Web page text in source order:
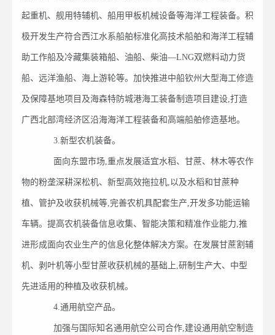
起重机、舰用特辅机、船用甲板机械设备等海洋工程装备。积
极开发生产符合西江水系船舶标准化高技术船舶和海洋工程辅
助工作船及冷藏集装箱船、油船、柴油—LNG双燃料动力货
船、远洋渔船、海上游轮等。加快推进中船钦州大型海工修造
及保障基地项目及海森特防城港海工装备制造项目建设,打造
广西北部湾经济区沿海海洋工程装备和高端船舶修造基地。
3.新型农机装备。
面向东盟市场,重点发展适宜水稻、甘蔗、林木等农作
物的粉垄深耕深松机、新型高效拖拉机,以及水稻和甘蔗种
植、管护及收获机械等,完善农机具配套生产,开发多功能运输
车辆。提高农机装备信息收集、智能决策和精准作业能力,推
进形成面向农业生产的信息化整体解决方案。在发展甘蔗割辅
机、剥叶机等小型甘蔗收获机械的基础上,研制生产大、中型
先进适用的种植及收获机械。
4.通用航空产品。
加强与国际知名通用航空公司合作,建设通用航空制造